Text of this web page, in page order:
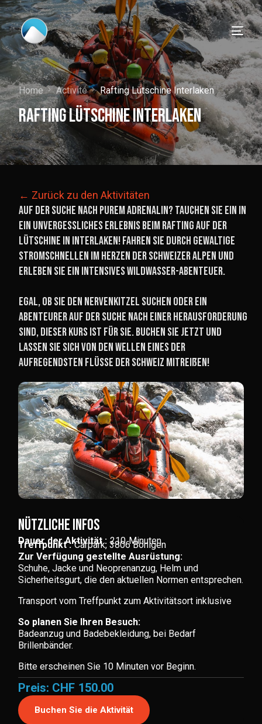
Home Activité Rafting Lütschine Interlaken
Rafting Lütschine Interlaken
← Zurück zu den Aktivitäten
Auf der Suche nach purem Adrenalin? Tauchen Sie ein in
ein unvergessliches Erlebnis beim Rafting auf der
Lütschine in Interlaken! Fahren Sie durch gewaltige
Stromschnellen im Herzen der Schweizer Alpen und
erleben Sie ein intensives Wildwasser-Abenteuer.
Egal, ob Sie den Nervenkitzel suchen oder ein
Abenteurer auf der Suche nach einer Herausforderung
sind, dieser Kurs ist für Sie. Buchen Sie jetzt und
lassen Sie sich von den Wellen eines der
aufregendsten Flüsse der Schweiz mitreißen!
Nützliche Infos
Dauer der Aktivität : 210 Minuten
Treffpunkt : Carpark, 3806 Bönigen
Zur Verfügung gestellte Ausrüstung:
Schuhe, Jacke und Neoprenanzug, Helm und
Sicherheitsgurt, die den aktuellen Normen entsprechen.
Transport vom Treffpunkt zum Aktivitätsort inklusive
So planen Sie Ihren Besuch:
Badeanzug und Badebekleidung, bei Bedarf
Brillenbänder.
Bitte erscheinen Sie 10 Minuten vor Beginn.
Preis: CHF 150.00
Buchen Sie die Aktivität
Deutsch